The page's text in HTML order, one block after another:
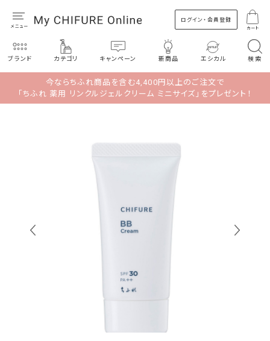
ログイン・会員登録
カート
ブランド カテゴリ キャンペーン 新商品 エシカル 検索
今ならちふれ商品を含む4,400円以上のご注文で
「ちふれ 薬用 リンクルジェルクリーム ミニサイズ」をプレゼント！